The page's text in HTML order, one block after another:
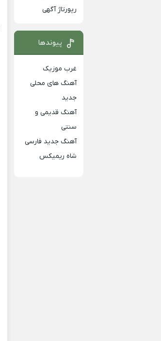
رپورتاژ آگهی
پیوندها
غرب موزیک
آهنگ های محلی
جدید
آهنگ قدیمی و
سنتی
آهنگ جدید فارسی
شاه ریمیکس